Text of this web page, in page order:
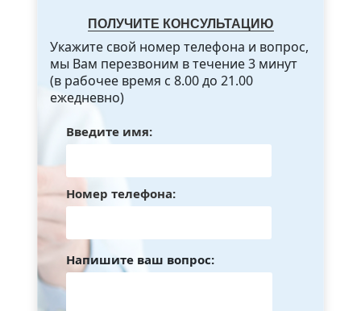
ПОЛУЧИТЕ КОНСУЛЬТАЦИЮ
Укажите свой номер телефона и вопрос,
мы Вам перезвоним в течение 3 минут
(в рабочее время с 8.00 до 21.00
ежедневно)
Введите имя:
Номер телефона:
Напишите ваш вопрос: